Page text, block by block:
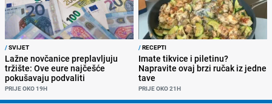
/SVIJET
Lažne novčanice preplavljuju
tržište: Ove eure najčešće
pokušavaju podvaliti
PRIJE OKO 19H
/RECEPTI
Imate tikvice i piletinu?
Napravite ovaj brzi ručak iz jedne
tave
PRIJE OKO 21H